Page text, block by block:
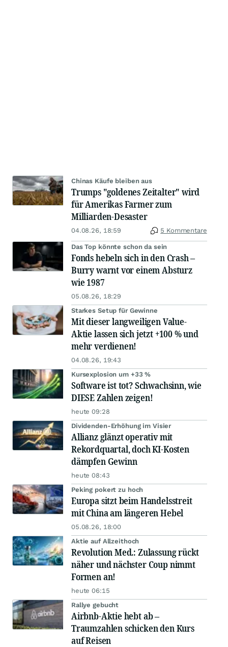
Chinas Käufe bleiben aus
Trumps "goldenes Zeitalter" wird
für Amerikas Farmer zum
Milliarden-Desaster
04.08.26, 18:59 5 Kommentare
Das Top könnte schon da sein
Fonds hebeln sich in den Crash –
Burry warnt vor einem Absturz
wie 1987
05.08.26, 18:29
Starkes Setup für Gewinne
Mit dieser langweiligen Value-
Aktie lassen sich jetzt +100 % und
mehr verdienen!
04.08.26, 19:43
Kursexplosion um +33 %
Software ist tot? Schwachsinn, wie
DIESE Zahlen zeigen!
heute 09:28
Dividenden-Erhöhung im Visier
Allianz glänzt operativ mit
Rekordquartal, doch KI-Kosten
dämpfen Gewinn
heute 08:43
Peking pokert zu hoch
Europa sitzt beim Handelsstreit
mit China am längeren Hebel
05.08.26, 18:00
Aktie auf Allzeithoch
Revolution Med.: Zulassung rückt
näher und nächster Coup nimmt
Formen an!
heute 06:15
Rallye gebucht
Airbnb-Aktie hebt ab –
Traumzahlen schicken den Kurs
auf Reisen